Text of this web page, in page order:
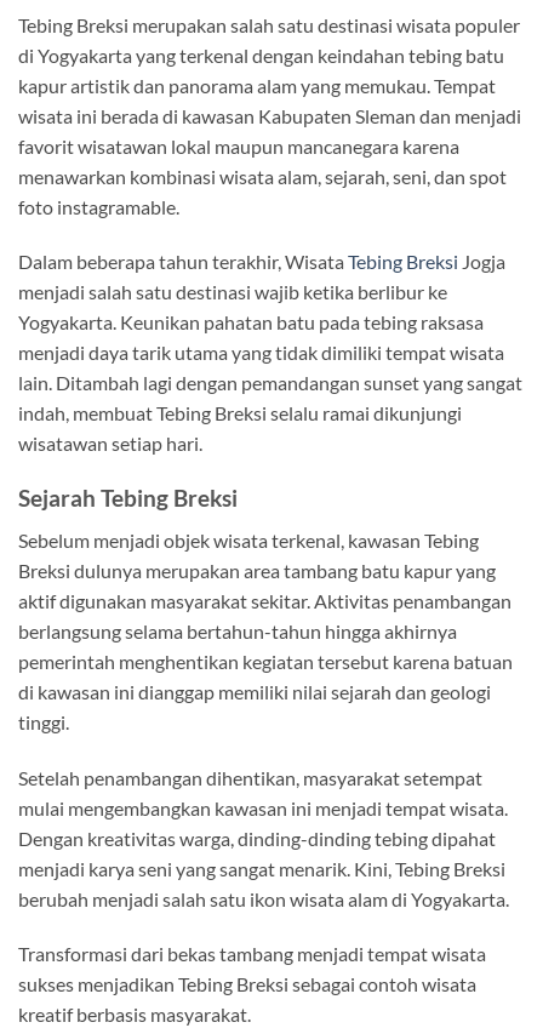
Tebing Breksi merupakan salah satu destinasi wisata populer
di Yogyakarta yang terkenal dengan keindahan tebing batu
kapur artistik dan panorama alam yang memukau. Tempat
wisata ini berada di kawasan Kabupaten Sleman dan menjadi
favorit wisatawan lokal maupun mancanegara karena
menawarkan kombinasi wisata alam, sejarah, seni, dan spot
foto instagramable.
Dalam beberapa tahun terakhir, Wisata Tebing Breksi Jogja
menjadi salah satu destinasi wajib ketika berlibur ke
Yogyakarta. Keunikan pahatan batu pada tebing raksasa
menjadi daya tarik utama yang tidak dimiliki tempat wisata
lain. Ditambah lagi dengan pemandangan sunset yang sangat
indah, membuat Tebing Breksi selalu ramai dikunjungi
wisatawan setiap hari.
Sejarah Tebing Breksi
Sebelum menjadi objek wisata terkenal, kawasan Tebing
Breksi dulunya merupakan area tambang batu kapur yang
aktif digunakan masyarakat sekitar. Aktivitas penambangan
berlangsung selama bertahun-tahun hingga akhirnya
pemerintah menghentikan kegiatan tersebut karena batuan
di kawasan ini dianggap memiliki nilai sejarah dan geologi
tinggi.
Setelah penambangan dihentikan, masyarakat setempat
mulai mengembangkan kawasan ini menjadi tempat wisata.
Dengan kreativitas warga, dinding-dinding tebing dipahat
menjadi karya seni yang sangat menarik. Kini, Tebing Breksi
berubah menjadi salah satu ikon wisata alam di Yogyakarta.
Transformasi dari bekas tambang menjadi tempat wisata
sukses menjadikan Tebing Breksi sebagai contoh wisata
kreatif berbasis masyarakat.